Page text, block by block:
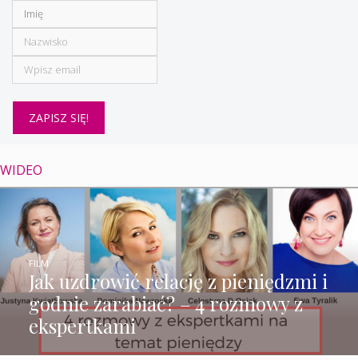
WIDEO
Jak uzdrowić relację z pieniędzmi i
godnie zarabiać? – 4 rozmowy z
ekspertkami
FILM